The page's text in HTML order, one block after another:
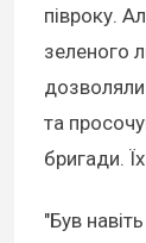
півроку.
зеленого
дозволяли
та
бригади.
"Був